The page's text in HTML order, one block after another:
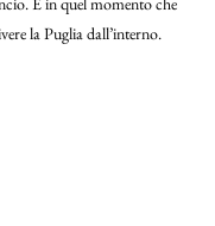
la Puglia dall’interno.